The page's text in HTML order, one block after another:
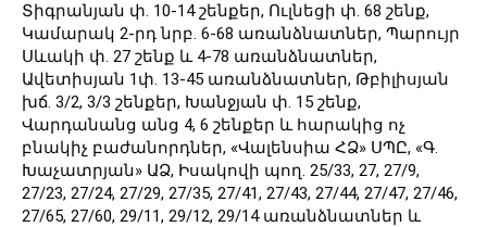
Տիգրանյան փ. 10-14 շենքեր, Ուլնեցի փ. 68 շենք,
Կամարակ 2-րդ նրբ. 6-68 առանձնատներ, Պարույր
Սևակի փ. 27 շենք և 4-78 առանձնատներ,
Ավետիսյան 1փ. 13-45 առանձնատներ, Թբիլիսյան
խճ. 3/2, 3/3 շենքեր, Խանջյան փ. 15 շենք,
Վարդանանց անց 4, 6 շենքեր և հարակից ոչ
բնակիչ բաժանորդներ, «Վալենսիա ՀՁ» ՍՊԸ, «Գ․
Խաչատրյան» ԱՁ, Իսակովի պող․ 25/33, 27, 27/9,
27/23, 27/24, 27/29, 27/35, 27/41, 27/43, 27/44, 27/47, 27/46,
27/65, 27/60, 29/11, 29/12, 29/14 առանձնատներ և